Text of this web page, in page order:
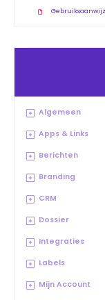
Algemeen
Apps & Links
Berichten
Branding
CRM
Dossier
Integraties
Labels
Mijn Account